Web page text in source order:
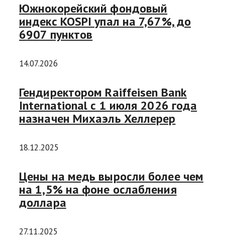
Южнокорейский фондовый
индекс KOSPI упал на 7,67%, до
6907 пунктов
14.07.2026
Гендиректором Raiffeisen Bank
International с 1 июля 2026 года
назначен Михаэль Хеллерер
18.12.2025
Цены на медь выросли более чем
на 1,5% на фоне ослабления
доллара
27.11.2025